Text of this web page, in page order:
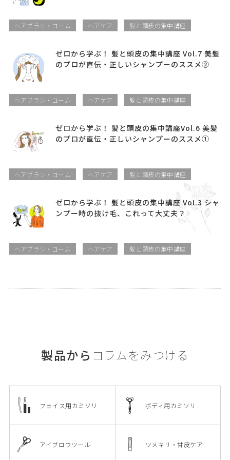
ヘアブラシ・コーム ヘアケア 髪と頭皮の集中講座
ゼロから学ぶ！ 髪と頭皮の集中講座 Vol.7 美髪
のプロが直伝・正しいシャンプーのススメ②
ヘアブラシ・コーム ヘアケア 髪と頭皮の集中講座
ゼロから学ぶ！ 髪と頭皮の集中講座Vol.6 美髪
のプロが直伝・正しいシャンプーのススメ①
ヘアブラシ・コーム ヘアケア 髪と頭皮の集中講座
ゼロから学ぶ！ 髪と頭皮の集中講座 Vol.3 シャ
ンプー時の抜け毛、これって大丈夫？
ヘアブラシ・コーム ヘアケア 髪と頭皮の集中講座
製品から コラムをみつける
フェイス用カミソリ ボディ用カミソリ
アイブロウツール ツメキリ・甘皮ケア